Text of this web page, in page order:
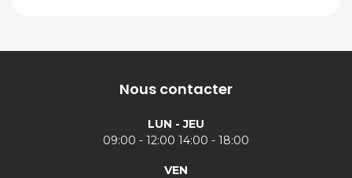
Nous contacter
LUN - JEU
09:00 - 12:00 14:00 - 18:00
VEN